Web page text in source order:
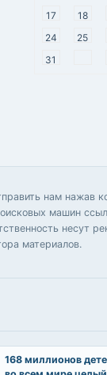
17
18
24
25
31
нам нажав
машин
несут
материалов.
168 миллионов